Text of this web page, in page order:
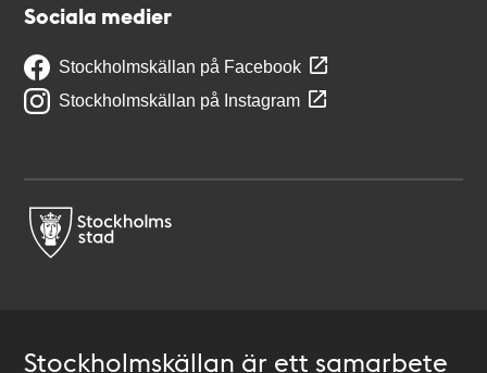
Sociala medier
Stockholmskällan på Facebook
Stockholmskällan på Instagram
Stockholmskällan är ett samarbete